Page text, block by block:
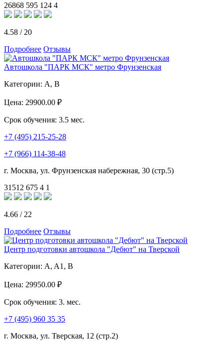
26868 595 124 4
4.58 / 20
Подробнее Отзывы
Автошкола "ПАРК МСК" метро Фрунзенская
Категории: A, B
Цена: 29900.00 ₽
Срок обучения: 3.5 мес.
+7 (495) 215-25-28
+7 (966) 114-38-48
г. Москва, ул. Фрунзенская набережная, 30 (стр.5)
31512 675 4 1
4.66 / 22
Подробнее Отзывы
Центр подготовки автошкола "Дебют" на Тверской
Категории: A, A1, B
Цена: 29950.00 ₽
Срок обучения: 3. мес.
+7 (495) 960 35 35
г. Москва, ул. Тверская, 12 (стр.2)